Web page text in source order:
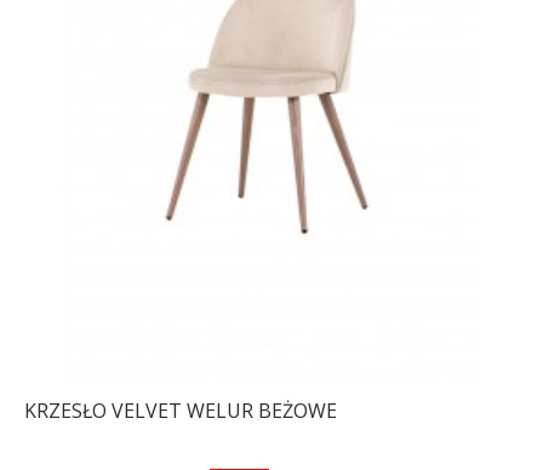
KRZESŁO VELVET WELUR BEŻOWE